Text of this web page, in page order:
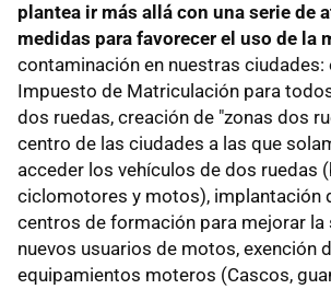
plantea ir más allá con una serie de
medidas para favorecer el uso de la
contaminación en nuestras ciudades:
Impuesto de Matriculación para
dos ruedas, creación de "zonas dos
centro de las ciudades a las que
acceder los vehículos de dos ruedas
ciclomotores y motos), implantación
centros de formación para mejorar la
nuevos usuarios de motos, exención
equipamientos moteros (Cascos,